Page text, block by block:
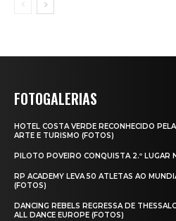
FOTOGALERIAS
HOTEL COSTA VERDE RECONHECIDO
ARTE E TURISMO (FOTOS)
PILOTO POVEIRO CONQUISTA 2.º LUGAR
RP ACADEMY LEVA 50 ATLETAS AO
(FOTOS)
DANCING REBELS REGRESSA DE
ALL DANCE EUROPE (FOTOS)